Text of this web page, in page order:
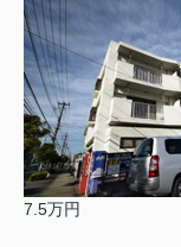
7.5万円